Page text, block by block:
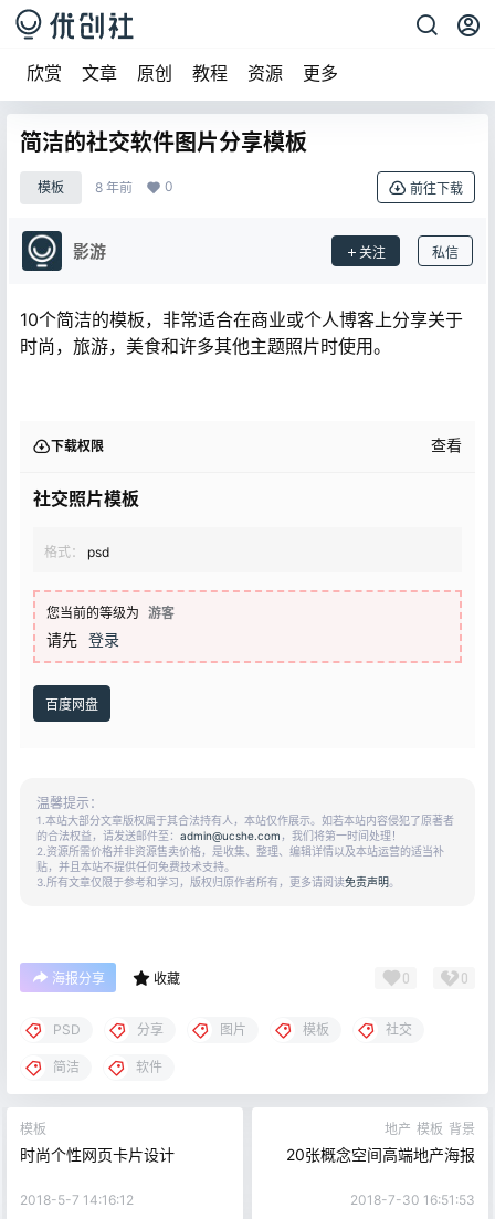
欣赏 文章 原创 教程 资源 更多
简洁的社交软件图片分享模板
模板 8 年前 0 前往下载
影游 关注 私信
10个简洁的模板，非常适合在商业或个人博客上分享关于
时尚，旅游，美食和许多其他主题照片时使用。
下载权限 查看
社交照片模板
格式： psd
您当前的等级为 游客
请先 登录
百度网盘
温馨提示：
1.本站大部分文章版权属于其合法持有人，本站仅作展示。如若本站内容侵犯了原著者
的合法权益，请发送邮件至： admin@ucshe.com ，我们将第一时间处理！
2.资源所需价格并非资源售卖价格，是收集、整理、编辑详情以及本站运营的适当补
贴，并且本站不提供任何免费技术支持。
3.所有文章仅限于参考和学习，版权归原作者所有，更多请阅读免责声明。
海报分享 收藏 0 0
PSD 分享 图片 模板 社交
简洁 软件
模板
时尚个性网页卡片设计
2018-5-7 14:16:12
地产 模板 背景
20张概念空间高端地产海报
2018-7-30 16:51:53